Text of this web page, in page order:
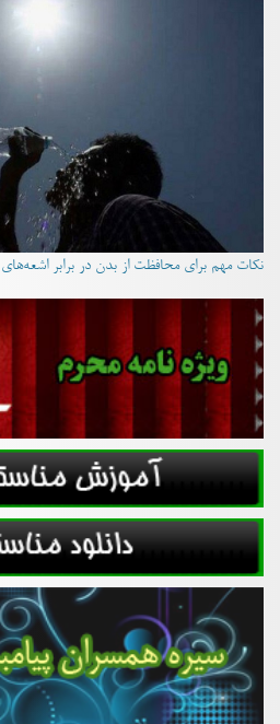
نکات مهم برای محافظت از بدن در برابر